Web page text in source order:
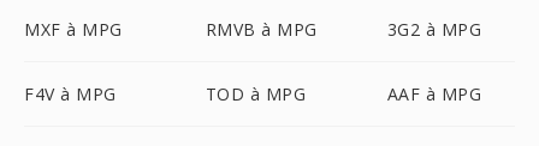
MXF à MPG RMVB à MPG 3G2 à MPG
F4V à MPG TOD à MPG AAF à MPG